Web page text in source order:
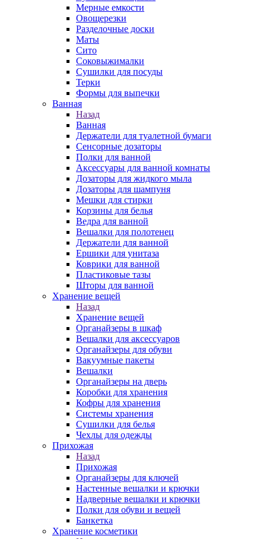
Мерные емкости
Овощерезки
Разделочные доски
Маты
Сито
Соковыжималки
Сушилки для посуды
Терки
Формы для выпечки
Ванная
Назад
Ванная
Держатели для туалетной бумаги
Сенсорные дозаторы
Полки для ванной
Аксессуары для ванной комнаты
Дозаторы для жидкого мыла
Дозаторы для шампуня
Мешки для стирки
Корзины для белья
Ведра для ванной
Вешалки для полотенец
Держатели для ванной
Ершики для унитаза
Коврики для ванной
Пластиковые тазы
Шторы для ванной
Хранение вещей
Назад
Хранение вещей
Органайзеры в шкаф
Вешалки для аксессуаров
Органайзеры для обуви
Вакуумные пакеты
Вешалки
Органайзеры на дверь
Коробки для хранения
Кофры для хранения
Системы хранения
Сушилки для белья
Чехлы для одежды
Прихожая
Назад
Прихожая
Органайзеры для ключей
Настенные вешалки и крючки
Надверные вешалки и крючки
Полки для обуви и вещей
Банкетка
Хранение косметики